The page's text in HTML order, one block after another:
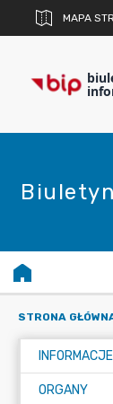
MAPA
STRONA
ORGANY